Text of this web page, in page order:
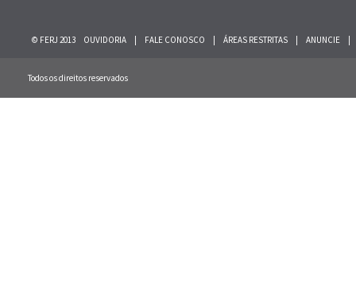
© FERJ 2013 OUVIDORIA FALE CONOSCO ÁREAS RESTRITAS ANUNCIE
Todos os direitos reservados